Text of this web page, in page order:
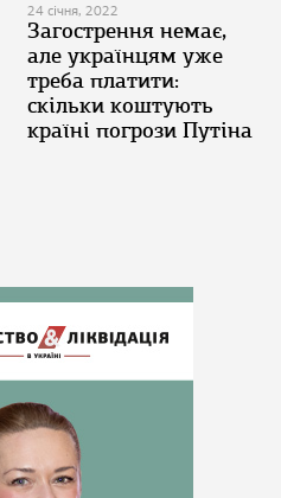
24 січня, 2022
Загострення немає,
але українцям уже
треба платити:
скільки коштують
країні погрози Путіна